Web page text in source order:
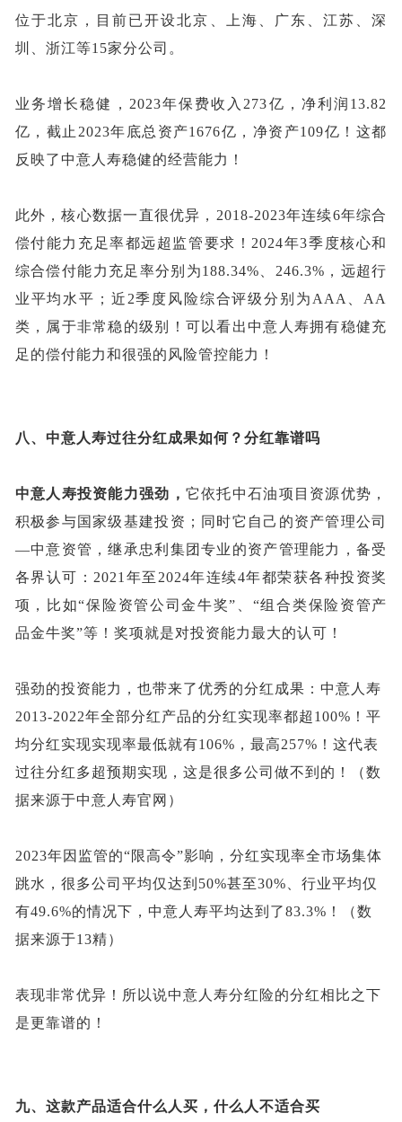
位于北京，目前已开设北京、上海、广东、江苏、深
圳、浙江等15家分公司。
业务增长稳健， 2023年保费收入273亿，净利润13.82
亿，截止2023年底总资产1676亿，净资产109亿！这都
反映了中意人寿稳健的经营能力！
此外，核心数据一直很优异， 2018-2023年连续6年综合
偿付能力充足率都远超监管要求！2024年3季度核心和
综合偿付能力充足率分别为188.34%、246.3%，远超行
业平均水平；近2季度风险综合评级分别为AAA、AA
类，属于非常稳的级别！可以看出中意人寿拥有稳健充
足的偿付能力和很强的风险管控能力！
八、 中意人寿过往分红成果如何？分红靠谱吗
中意人寿投资能力强劲， 它依托中石油项目资源优势 ，
积极参与国家级基建投资 ；同时它自己的资产管理公司
—中意资管，继承忠利集团专业的资产管理能力，备受
各界认可： 2021年至2024年连续4年都荣获各种投资奖
项，比如“保险资管公司金牛奖”、“组合类保险资管产
品金牛奖”等！奖项就是对投资能力最大的认可！
强劲的投资能力，也带来了优秀的分红成果：中意人寿
2013-2022年全部分红产品的分红实现率都超 100%！平
均分红实现实现率最低就有106%，最高257%！这代表
过往分红多超预期实现，这是很多公司做不到的！（数
据来源于中意人寿官网）
2023年因 监管的“限高令”影响，分红实现率全市场集体
跳水， 很多公司平均仅达到 50%甚至30%、 行业平均仅
有49.6%的情况下， 中意人寿平均达到 了83.3%！
（数
据来源于13精）
表现非常优异！所以说中意人寿分红险的分红相比之下
是更靠谱的 ！
九、 这款产品适合什么人买，什么人不适合买